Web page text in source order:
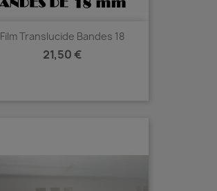
Film Translucide Bandes 18
Prix
21,50 €